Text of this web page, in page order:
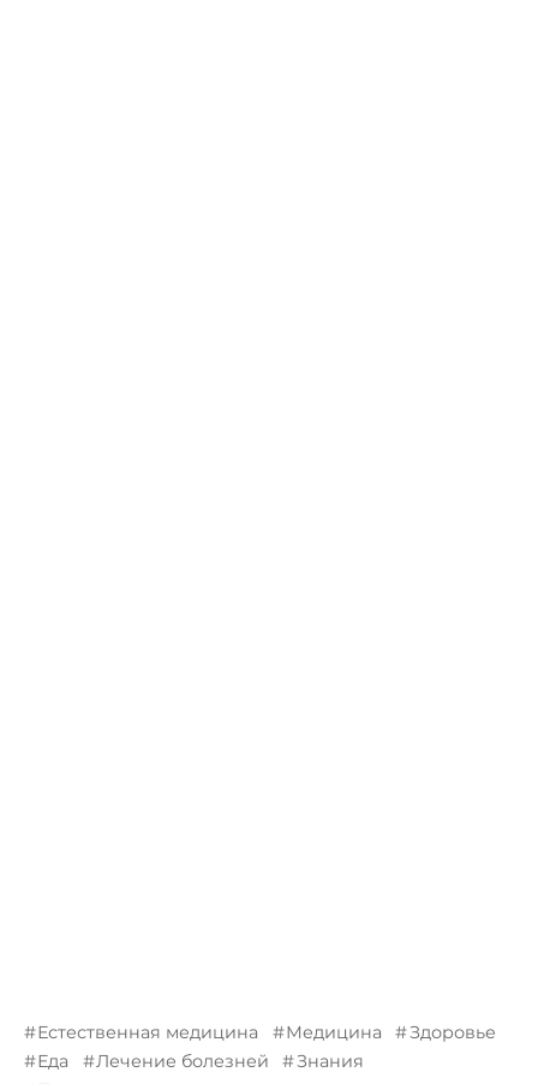
Естественная медицина Медицина
Здоровье
Еда
Лечение болезней
Знания